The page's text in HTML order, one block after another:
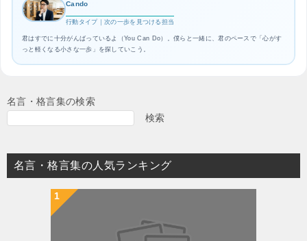
Cando
行動タイプ｜次の一歩を見つける担当
君はすでに十分がんばっているよ（You Can Do）。僕らと一緒に、君のペースで「心がす
っと軽くなる小さな一歩」を探していこう。
名言・格言集の検索
検索
名言・格言集の人気ランキング